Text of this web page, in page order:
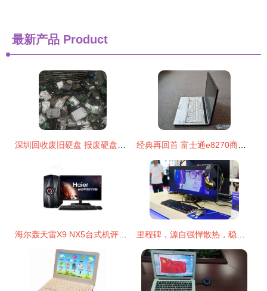
最新产品 Product
深圳回收废旧硬盘 报废硬盘处理 工厂淘汰电脑硬盘内存等收购 产品关键词:深圳那里回收硬盘内存的地方;报废硬盘多少钱一斤;废硬盘回收;废旧硬盘回收多少钱一斤;电脑城回收废旧硬盘多少钱一斤;电脑硬盘回收多少钱一公斤;旧硬盘去哪卖;淘汰电脑硬盘回收多少钱一个;报废硬盘;废旧硬盘一吨多少钱;淘汰硬盘;电脑缺少硬盘回收 经典再回首 富士通e8270商务本全面评测——酷睿2双核时代的生产力工具
海尔轰天雷X9 NX5台式机评测 六代i5配GTX950，2499元能否战三年？ 里程碑，源自强悍散热，稳固出厂性能 攀升电脑在2019香港环球资源展会创造关键热点新闻复盘与技术洞察